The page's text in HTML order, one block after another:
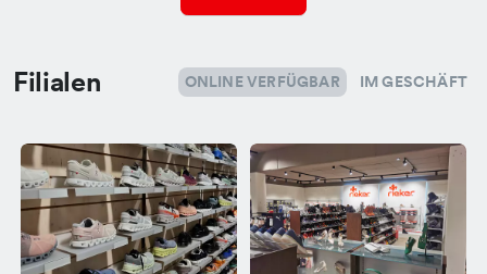
Filialen ONLINE VERFÜGBAR IM GESCHÄFT